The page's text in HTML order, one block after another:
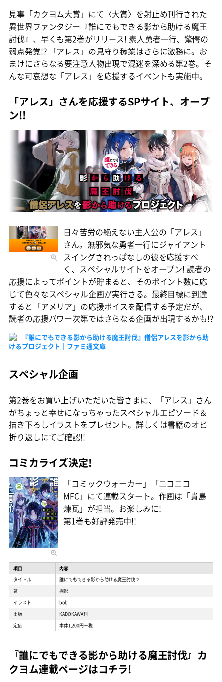
見事「カクヨム大賞」にて〈大賞〉を射止め刊行された
異世界ファンタジー『誰にでもできる影から助ける魔王
討伐』、早くも第2巻がリリース! 素人勇者一行、驚愕の
弱点発覚!? 「アレス」の見守り稼業はさらに激務に。お
まけにさらなる要注意人物出現で混迷を深める第2巻。そ
んな可哀想な「アレス」を応援するイベントも実施中。
「アレス」さんを応援するSPサイト、オープ
ン!!
日々苦労の絶えない主人公の「アレス」
さん。無邪気な勇者一行にジャイアント
スイングされっぱなしの彼を応援すべ
く、スペシャルサイトをオープン! 読者の
応援によってポイントが貯まると、そのポイント数に応
じて色々なスペシャル企画が実行さる。最終目標に到達
すると「アメリア」の応援ボイスを配信する予定だが、
読者の応援パワー次第ではさらなる企画が出現するかも!?
『誰にでもできる影から助ける魔王討伐』僧侶アレスを影から助
けるプロジェクト｜ファミ通文庫
スペシャル企画
第2巻をお買い上げいただいた皆さまに、「アレス」さん
がちょっと幸せになっちゃったスペシャルエピソード＆
描き下ろしイラストをプレゼント。詳しくは書籍のオビ
折り返しにてご確認!!
コミカライズ決定!
「コミックウォーカー」「ニコニコ
MFC」にて連載スタート。作画は「貴島
煉瓦」が担当。お楽しみに!
第1巻も好評発売中!!
項目
内容
タイトル
誰にでもできる影から助ける魔王討伐２
著
槻影
イラスト
bob
出版
KADOKAWA刊
定価
本体1,200円＋税
『誰にでもできる影から助ける魔王討伐』カ
クヨム連載ページはコチラ!